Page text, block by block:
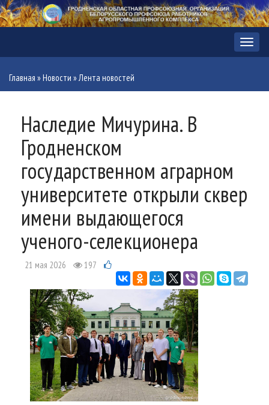
Меню
Главная »Новости »Лента новостей
Наследие Мичурина. В
Гродненском
государственном аграрном
университете открыли сквер
имени выдающегося
ученого-селекционера
21 мая 2026 197